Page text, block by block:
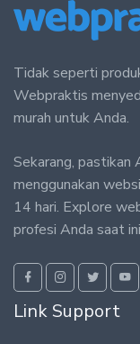
Tidak seperti
Webpraktis
murah untuk Anda.
Sekarang, pastikan
menggunakan
14 hari. Explore
profesi Anda saat
Link Support